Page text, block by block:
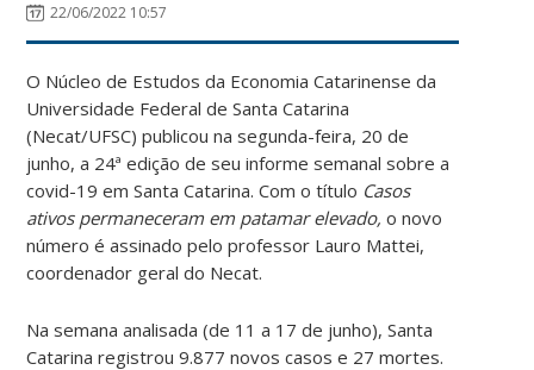
22/06/2022 10:57
O Núcleo de Estudos da Economia Catarinense da
Universidade Federal de Santa Catarina
(Necat/UFSC) publicou na segunda-feira, 20 de
junho, a 24ª edição de seu informe semanal sobre a
covid-19 em Santa Catarina. Com o título Casos
ativos permaneceram em patamar elevado,o novo
número é assinado pelo professor Lauro Mattei,
coordenador geral do Necat.
Na semana analisada (de 11 a 17 de junho), Santa
Catarina registrou 9.877 novos casos e 27 mortes.